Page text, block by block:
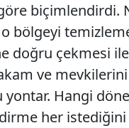
biçimlendirdi.
bölgeyi
doğru çekmesi
ve
Hangi
her istediğini